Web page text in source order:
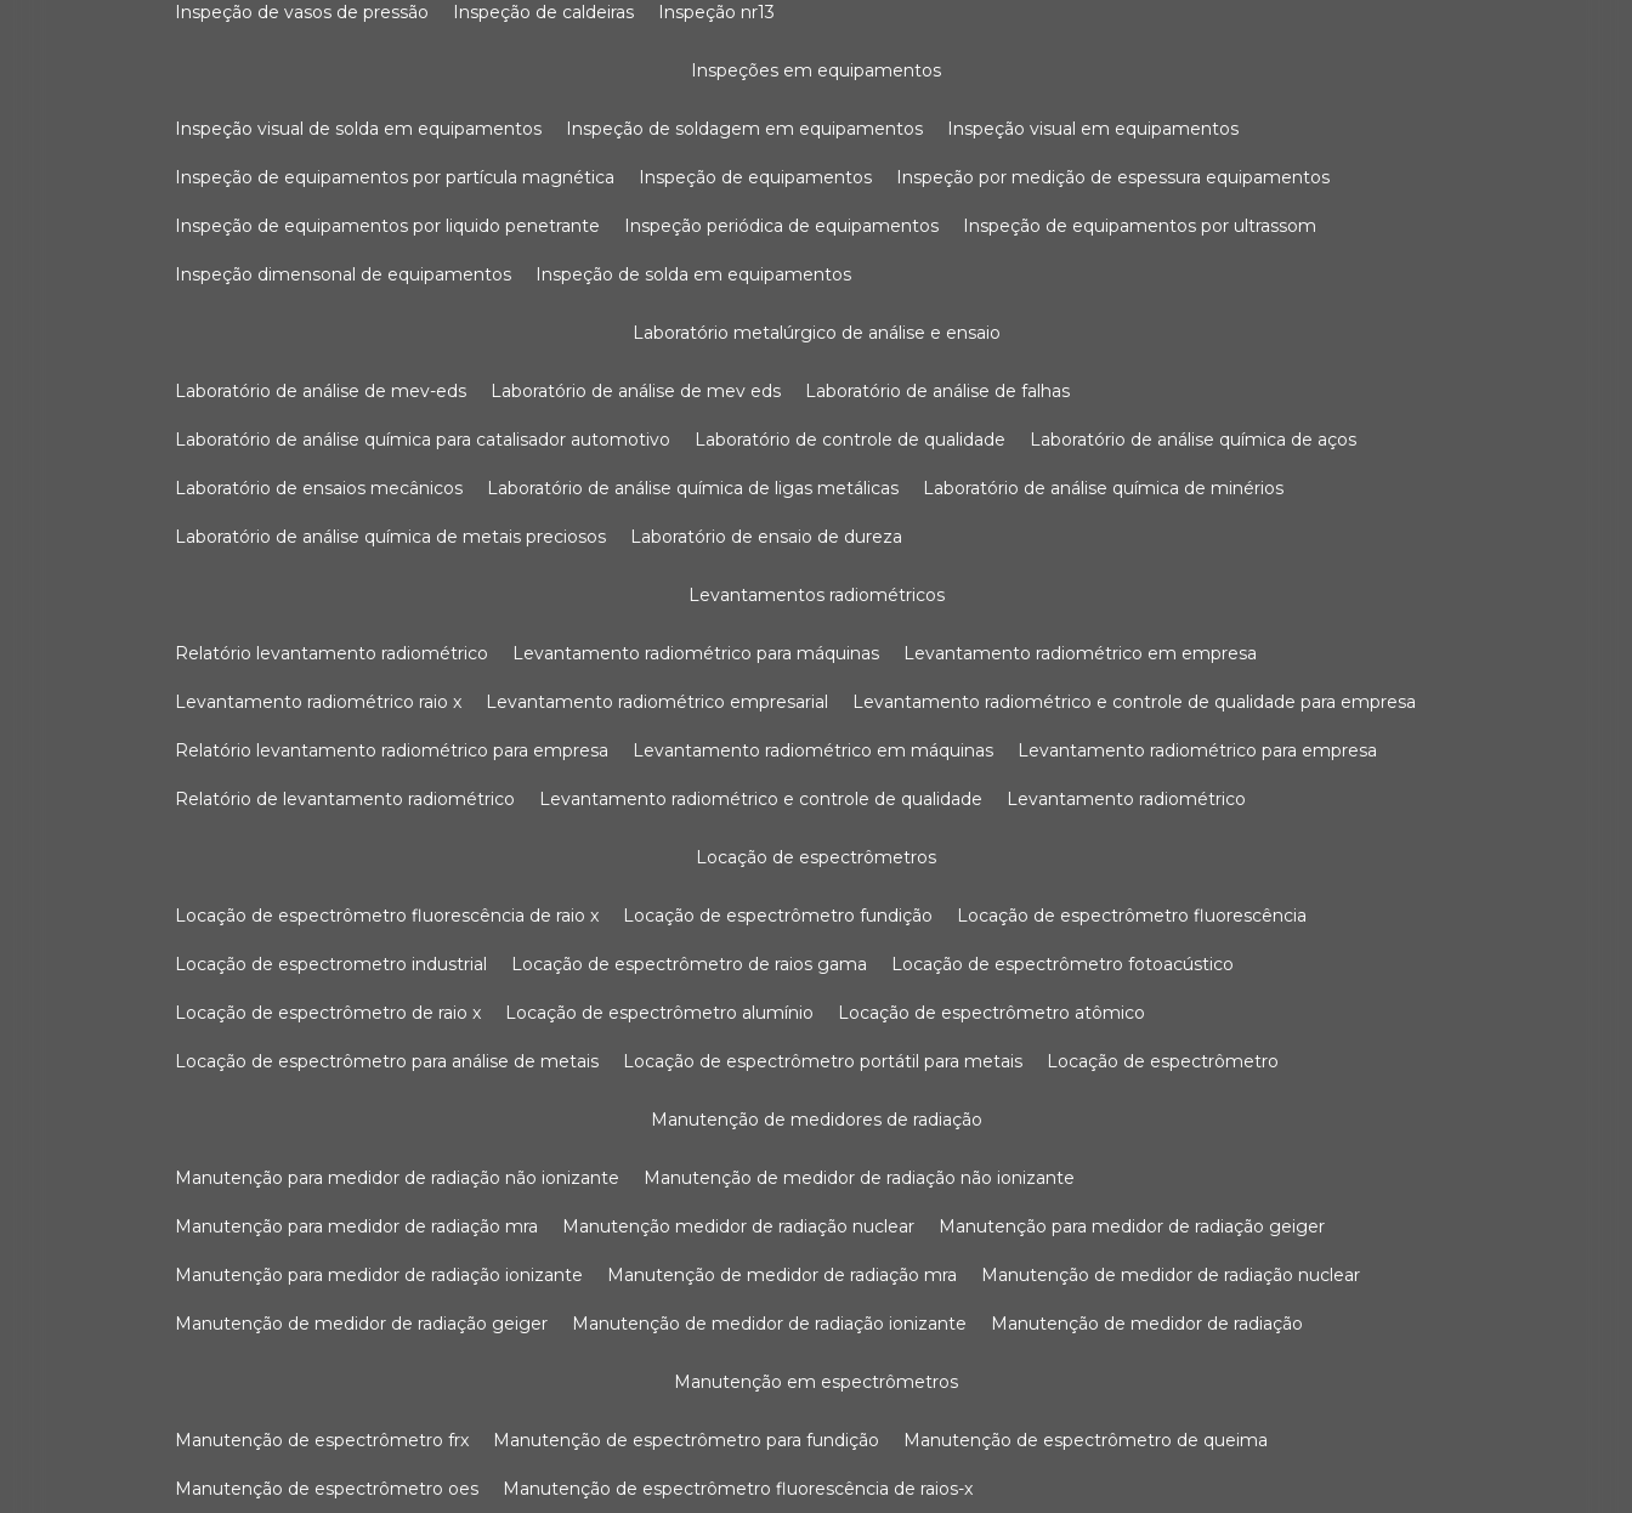
inspeção de vasos de pressão inspeção de caldeiras inspeção nr13
inspeções em equipamentos
inspeção visual de solda em equipamentos inspeção de soldagem em equipamentos inspeção visual em equipamentos
inspeção de equipamentos por partícula magnética inspeção de equipamentos inspeção por medição de espessura equipamentos
inspeção de equipamentos por liquido penetrante inspeção periódica de equipamentos inspeção de equipamentos por ultrassom
inspeção dimensonal de equipamentos inspeção de solda em equipamentos
laboratório metalúrgico de análise e ensaio
laboratório de análise de mev-eds laboratório de análise de mev eds laboratório de análise de falhas
laboratório de análise química para catalisador automotivo laboratório de controle de qualidade laboratório de análise química de aços
laboratório de ensaios mecânicos laboratório de análise química de ligas metálicas laboratório de análise química de minérios
laboratório de análise química de metais preciosos laboratório de ensaio de dureza
levantamentos radiométricos
relatório levantamento radiométrico levantamento radiométrico para máquinas levantamento radiométrico em empresa
levantamento radiométrico raio x levantamento radiométrico empresarial levantamento radiométrico e controle de qualidade para empresa
relatório levantamento radiométrico para empresa levantamento radiométrico em máquinas levantamento radiométrico para empresa
relatório de levantamento radiométrico levantamento radiométrico e controle de qualidade levantamento radiométrico
locação de espectrômetros
locação de espectrômetro fluorescência de raio x locação de espectrômetro fundição locação de espectrômetro fluorescência
locação de espectrometro industrial locação de espectrômetro de raios gama locação de espectrômetro fotoacústico
locação de espectrômetro de raio x locação de espectrômetro alumínio locação de espectrômetro atômico
locação de espectrômetro para análise de metais locação de espectrômetro portátil para metais locação de espectrômetro
manutenção de medidores de radiação
manutenção para medidor de radiação não ionizante manutenção de medidor de radiação não ionizante
manutenção para medidor de radiação mra manutenção medidor de radiação nuclear manutenção para medidor de radiação geiger
manutenção para medidor de radiação ionizante manutenção de medidor de radiação mra manutenção de medidor de radiação nuclear
manutenção de medidor de radiação geiger manutenção de medidor de radiação ionizante manutenção de medidor de radiação
manutenção em espectrômetros
manutenção de espectrômetro frx manutenção de espectrômetro para fundição manutenção de espectrômetro de queima
manutenção de espectrômetro oes manutenção de espectrômetro fluorescência de raios-x